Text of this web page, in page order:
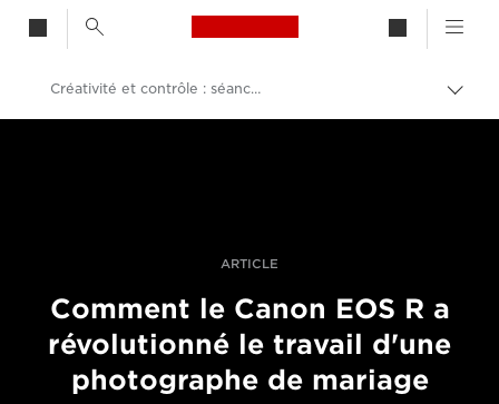
Canon Logo, back to
entre
Créativité et contrôle : séance avec le système EOS R en Islande
ARTICLE
Comment le Canon EOS R a
révolutionné le travail d'une
photographe de mariage